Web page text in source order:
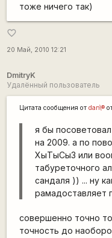
тоже ничего так)
favorite_border
20 Май, 2010 12:21
DmitryK
Удалённый пользователь
Цитата сообщения от dan\®
я бы
на 2009. а по
ХыТыСы3 или
табуреточного
сандаля )) ... ну
рамадоставляет
совершенно точно
точность до